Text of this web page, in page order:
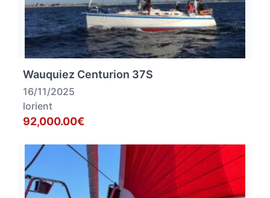
Wauquiez Centurion 37S
16/11/2025
lorient
92,000.00€